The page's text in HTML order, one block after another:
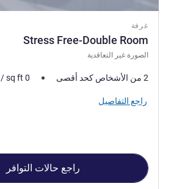
غرفة
Stress Free-Double Room
الصورة غير التعاقدية
2 من الأشخاص كحد أقصى /sq ft 0
راجع التفاصيل
راجع حالات التوافر